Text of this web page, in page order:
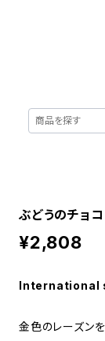
ぶどうのチ
¥2,808
International
金色のレーズンを